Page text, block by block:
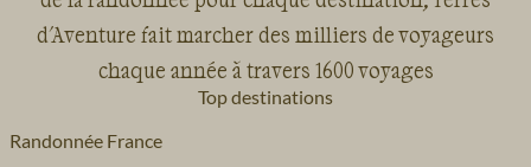
d'Aventure fait marcher des milliers de voyageurs
chaque année à travers 1600 voyages
Top destinations
Randonnée France